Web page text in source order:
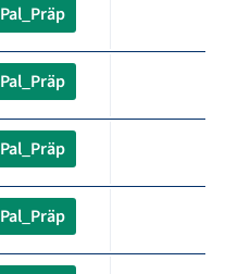
Pal_Präp
Pal_Präp
Pal_Präp
Pal_Präp